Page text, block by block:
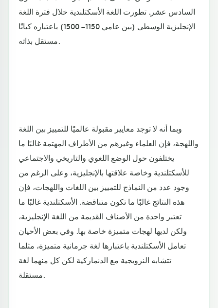
السادس عشر. تطورت اللغة الأسكتلندية خلال فترة اللغة
الإنجليزية الوسطى (بين عامي 1150 – 1500) باعتباره كيانًا
مستقل بذاته.
وبما أنه لا توجد معايير مقبولة عالميًا للتمييز بين اللغة
واللهجة، فإن العلماء وغيرهم من الأطراف المهتمة غالبًا ما
يختلفون حول الوضع اللغوي والتاريخي والاجتماعي
للأسكتلندية وخاصة علاقتها بالإنجليزية، وعلى الرغم من
وجود عدد من النماذج للتمييز بين اللغات واللهجات، فإن
هذه النتائج غالبًا ما تكون متناقضة. الأسكتلندية غالبًا ما
تعتبر واحدة من الأصناف القديمة من اللغة الإنجليزية،
ولكن لديها لهجات متميزة خاصة بها. وفي بعض الأحيان
تعامل الأسكتلندية باعتبارها لغة جرمانية متميزة، مثلما
تتشابه النرويجية مع الدنماركية لكن كل منهما لغة
مستقلة.